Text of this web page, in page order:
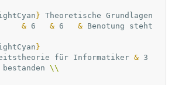
} Theoretische Grundlagen
& 6 & 6 & Benotung steht
}
für Informatiker &
\\